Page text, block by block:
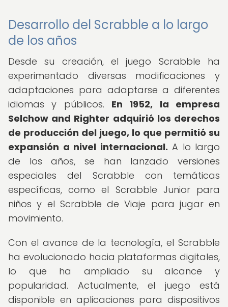
Desarrollo del Scrabble a lo largo
de los años
Desde su creación, el juego Scrabble ha
experimentado diversas modificaciones y
adaptaciones para adaptarse a diferentes
idiomas y públicos. En 1952, la empresa
Selchow and Righter adquirió los derechos
de producción del juego, lo que permitió su
expansión a nivel internacional. A lo largo
de los años, se han lanzado versiones
especiales del Scrabble con temáticas
específicas, como el Scrabble Junior para
niños y el Scrabble de Viaje para jugar en
movimiento.
Con el avance de la tecnología, el Scrabble
ha evolucionado hacia plataformas digitales,
lo que ha ampliado su alcance y
popularidad. Actualmente, el juego está
disponible en aplicaciones para dispositivos